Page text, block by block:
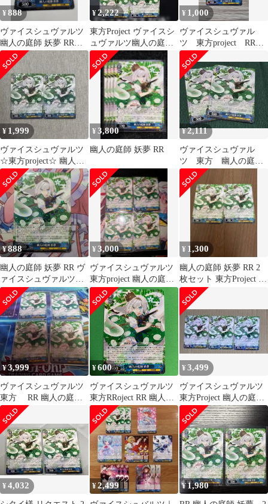
¥888
ヴァイスシュヴァルツ
幽人の庭師 妖夢 RR
THP/S130-089
¥2,222
東方Project ヴァイスシ
ュヴァルツ幽人の庭師
妖夢 RR 3枚
¥ 1,000
ヴァイスシュヴァル
ツ 東方project RR
幽人の庭師 妖夢
¥ 1,999
ヴァイスシュヴァルツ
☆東方project☆ 幽人の
庭師 妖夢 RR2枚
¥3,800
幽人の庭師 妖夢 RR
¥2,111
ヴァイスシュヴァル
ツ 東方 幽人の庭師
妖夢 RR2枚
¥888
幽人の庭師 妖夢 RR ヴ
ァイスシュヴァルツ
WS 東方Project
¥3,000
ヴァイスシュヴァルツ
東方project 幽人の庭師
妖夢 4枚セット
¥ 1,300
幽人の庭師 妖夢 RR 2
枚セット 東方Project ヴ
ァイスシュヴァルツ
¥3,999
ヴァイスシュヴァルツ
東方 RR 幽人の庭師
妖夢 4枚セット
¥600
ヴァイスシュヴァルツ
東方RRoject RR 幽人の
庭師 妖夢
¥3,499
ヴァイスシュヴァルツ
東方Project 幽人の庭師
妖夢 RR3枚セット
¥4,032 ¥2,499 ¥1,980